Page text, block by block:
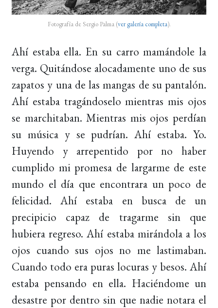
Fotografía de Sergio Palma (ver galería completa).
Ahí estaba ella. En su carro mamándole la
verga. Quitándose alocadamente uno de sus
zapatos y una de las mangas de su pantalón.
Ahí estaba tragándoselo mientras mis ojos
se marchitaban. Mientras mis ojos perdían
su música y se pudrían. Ahí estaba. Yo.
Huyendo y arrepentido por no haber
cumplido mi promesa de largarme de este
mundo el día que encontrara un poco de
felicidad. Ahí estaba en busca de un
precipicio capaz de tragarme sin que
hubiera regreso. Ahí estaba mirándola a los
ojos cuando sus ojos no me lastimaban.
Cuando todo era puras locuras y besos. Ahí
estaba pensando en ella. Haciéndome un
desastre por dentro sin que nadie notara el